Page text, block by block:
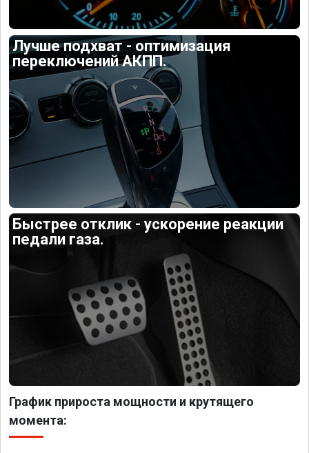
Лучше подхват - оптимизация
переключений АКПП.
Быстрее отклик - ускорение реакции
педали газа.
График прироста мощности и крутящего
момента: